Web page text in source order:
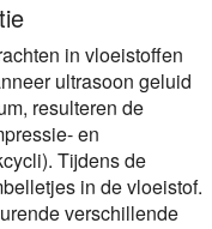
in vloeistoffen
ultrasoon geluid
resulteren de
en
Tijdens de
in de vloeistof.
verschillende